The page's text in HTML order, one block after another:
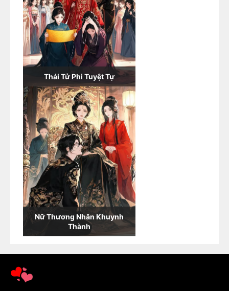
Thái Tử Phi Tuyệt Tự
Nữ Thương Nhân Khuynh
Thành